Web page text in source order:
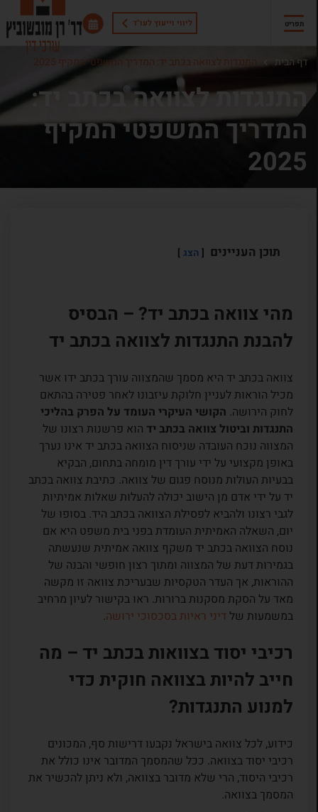
ליווי וייעוץ לעו"ד תפריט
דף הבית התנגדות לצוואה בכתב יד: המדריך המשפטי המקיף 2025
התנגדות לצוואה בכתב יד:
המדריך המשפטי המקיף
2025
תוכן העניינים הצג
מהי צוואה בכתב יד? – הבסיס
להבנת התנגדות לצוואה בכתב יד
צוואה בכתב יד היא מסמך שהמצווה עורך בכתב ידו אשר
מכיל הוראות לעניין חלוקת עיזבונו לאחר פטירה בהתאם
לחוק הירושה. הקושי העיקרי העומד על הפרק בהליכי
התנגדות וביטול צוואה בכתב ידהוא פרשנות רצונו של
המצווה נוכח העובדה שניסוח הצוואה בכתב יד אינו נערך
באופן מקצועי על ידי עורך דין מומחה בתחום, הבקיא
בבעיות העולות מנוסח פגום של צוואה. כתיבת צוואה בכתב
יד על ידי אדם מן הישוב יכולה להעלות שאלות אמיתיות
לגבי רצונו ולהביא לפסילת הצוואה בכתב היד. בסופו של
יום, השאלה האמיתית העומדת בפני בית משפט היא אם
נוסח הצוואה בכתב יד משקף צוואה אמיתית שנעשתה
בגמירות דעת של המצווה ומתוך רצון חופשי והבנה של
ההוראות, אך העדר הטקסיות שבעריכת צוואה זו מקשה
מאד על הסקת מסקנות ברורות. ראו בקישור לעיון מרחיב
במשמעות של דיני ראיות בסכסוכי ירושה.
רכיבי יסוד בצוואות בכתב יד – מה
חייב להיות בצוואה חוקית כדי
למנוע התנגדות?
כידוע, לכל צוואה בישראל נקבעו דרישות סף, המכונים
רכיבי יסוד בצוואה. ככל שהמסמך המדובר אינו כולל את
רכיבי היסוד, הרי שלא מדובר בצוואה, ולא ניתן להכשיר את
המסמך בצוואה.